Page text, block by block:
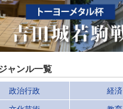
ャンル一覧
政治行政 経済